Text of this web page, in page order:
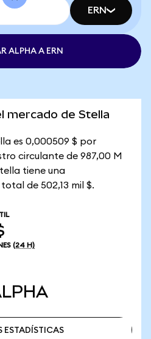
ERN
ALPHA A ERN
mercado de Stella
es 0,000509 $ por
circulante de 987,00 M
tiene una
de 502,13 mil $.
(24 H)
ESTADÍSTICAS